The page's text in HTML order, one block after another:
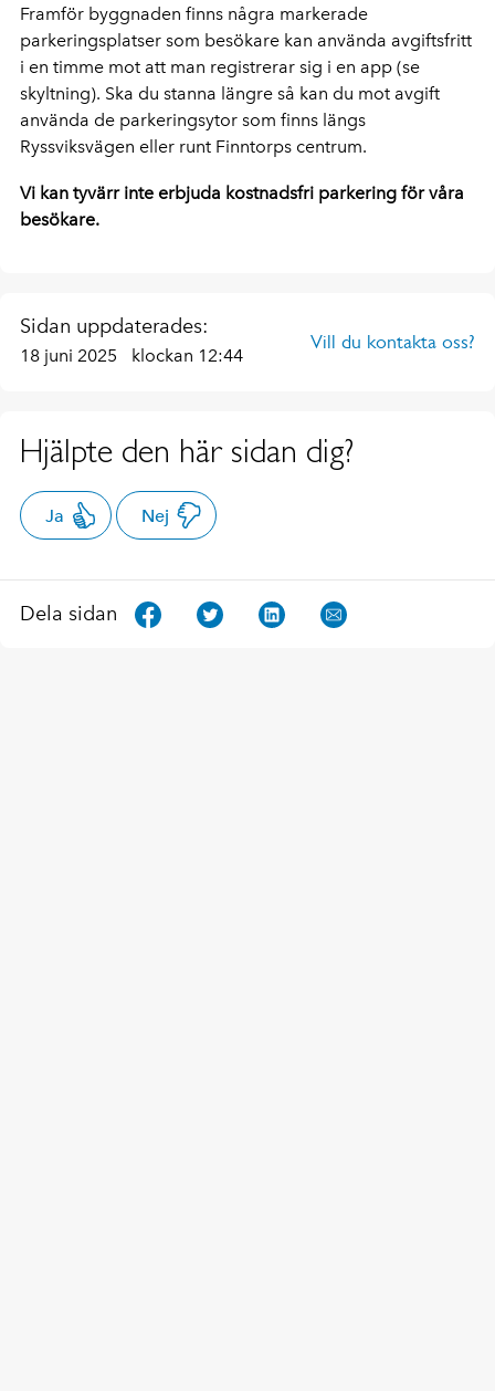
Framför byggnaden finns några markerade
parkeringsplatser som besökare kan använda avgiftsfritt
i en timme mot att man registrerar sig i en app (se
skyltning). Ska du stanna längre så kan du mot avgift
använda de parkeringsytor som finns längs
Ryssviksvägen eller runt Finntorps centrum.
Vi kan tyvärr inte erbjuda kostnadsfri parkering för våra
besökare.
Sidan uppdaterades:
18 juni 2025 klockan 12:44
Vill du kontakta oss?
Hjälpte den här sidan dig?
Ja Nej
Dela sidan